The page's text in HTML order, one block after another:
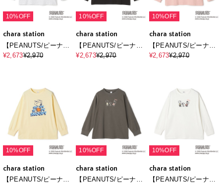
10%OFF
chara station
【PEANUTS/ピーナッ
ツ】SNOOPY/スヌー
¥2,673¥2,970
10%OFF
chara station
【PEANUTS/ピーナッ
ツ】SNOOPY/スヌー
¥2,673¥2,970
10%OFF
chara station
【PEANUTS/ピーナッ
ツ】SNOOPY/スヌー
¥2,673¥2,970
10%OFF
chara station
【PEANUTS/ピーナッ
10%OFF
chara station
【PEANUTS/ピーナッ
10%OFF
chara station
【PEANUTS/ピーナッ